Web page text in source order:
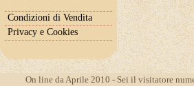
Condizioni di Vendita
Privacy e Cookies
On line da Aprile 2010 - Sei il visitatore